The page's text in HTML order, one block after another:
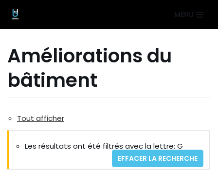
Aller
au
MENU
Améliorations du
bâtiment
Tout afficher
Les résultats ont été filtrés avec la lettre: G
EFFACER LA RECHERCHE